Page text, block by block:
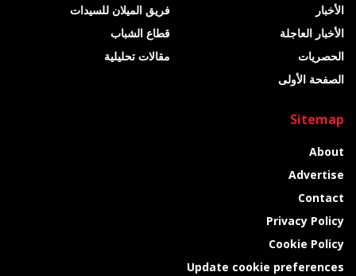
الأخبار
الأخبار العاجلة
الحصريات
الصفحة الأولى
فريق الميلان للسيدات
قطاع الشباب
مقالات تحليلية
Sitemap
About
Advertise
Contact
Privacy Policy
Cookie Policy
Update cookie preferences